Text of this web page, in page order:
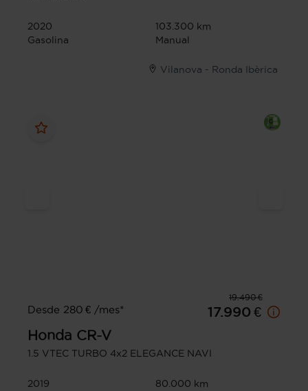
2020
103.300 km
Gasolina
Manual
Vilanova - Ronda Ibèrica
19.490 €
Desde 280 € /mes*
17.990 €
Honda CR-V
1.5 VTEC TURBO 4x2 ELEGANCE NAVI
2019
80.000 km